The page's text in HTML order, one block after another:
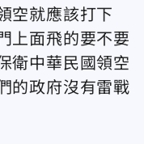
空就應該打下
上面飛的要不要
衛中華民國領空
的政府沒有雷戰